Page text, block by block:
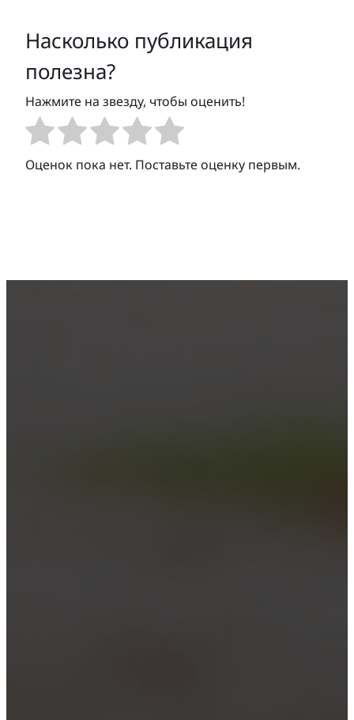
Насколько публикация
полезна?
Нажмите на звезду, чтобы оценить!
Оценок пока нет. Поставьте оценку первым.